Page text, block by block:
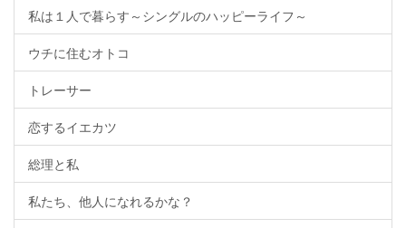
私は１人で暮らす～シングルのハッピーライフ～
ウチに住むオトコ
トレーサー
恋するイエカツ
総理と私
私たち、他人になれるかな？